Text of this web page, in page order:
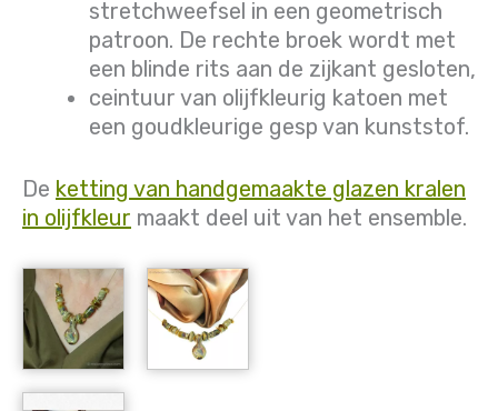
stretchweefsel in een geometrisch
patroon. De rechte broek wordt met
een blinde rits aan de zijkant gesloten,
ceintuur van olijfkleurig katoen met
een goudkleurige gesp van kunststof.
De ketting van handgemaakte glazen kralen
in olijfkleur maakt deel uit van het ensemble.